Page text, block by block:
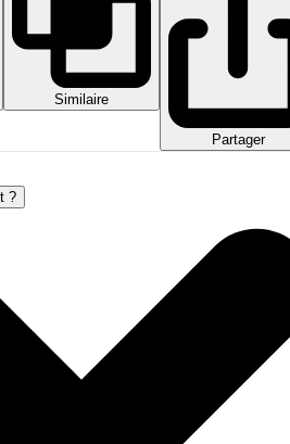
Similaire
Partager
?